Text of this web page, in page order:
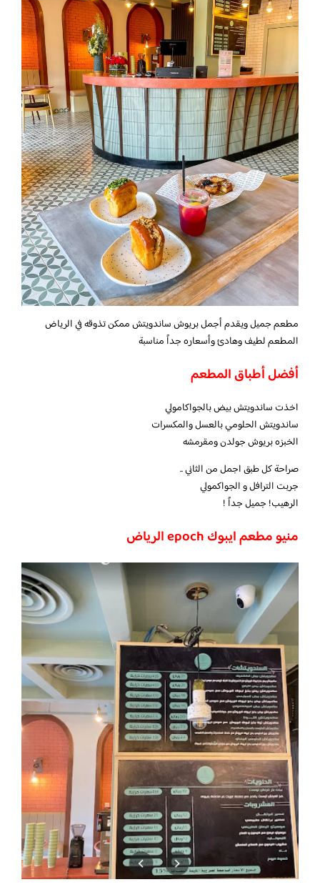
مطعم جميل ويقدم أجمل بريوش ساندويتش ممكن تذوقه في الرياض
المطعم لطيف وهادئ وأسعاره جداً مناسبة
أفضل أطباق المطعم
اخذت ساندويتش بيض بالجواكامولي
ساندويتش الحلومي بالعسل والمكسرات
الخبزه بريوش جولدن ومقرمشه
صراحة كل طبق اجمل من الثاني ..
جربت الترافل و الجواكمولي
الرهيب! جميل جداً !
منيو مطعم ايبوك epoch الرياض